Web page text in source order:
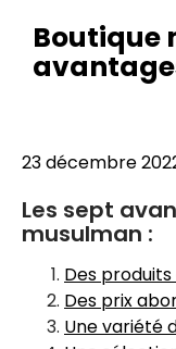
Boutique
23 décembre
Les sept
musulman :
Des
Des prix
Une variété